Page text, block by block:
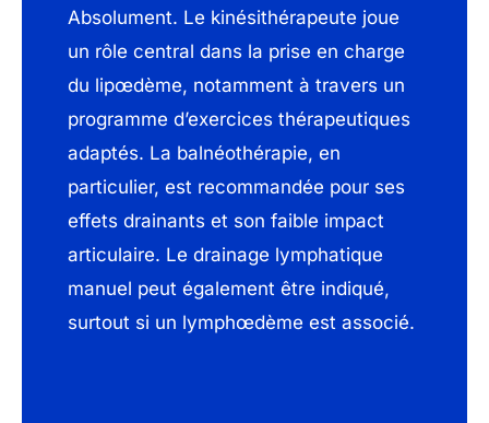
Absolument. Le kinésithérapeute joue
un rôle central dans la prise en charge
du lipœdème, notamment à travers un
programme d’exercices thérapeutiques
adaptés. La balnéothérapie, en
particulier, est recommandée pour ses
effets drainants et son faible impact
articulaire. Le drainage lymphatique
manuel peut également être indiqué,
surtout si un lymphœdème est associé.